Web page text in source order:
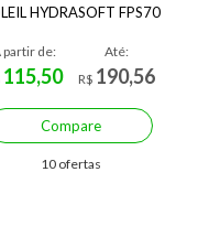
HYDRASOFT FPS70
partir de:
115,50
Até:
R$ 190,56
Compare
10 ofertas